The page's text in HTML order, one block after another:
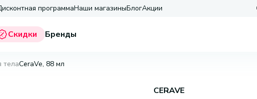
программаНаши магазиныБлогАкции
Скидки Бренды
телаCeraVe, 88 мл
CERAVE